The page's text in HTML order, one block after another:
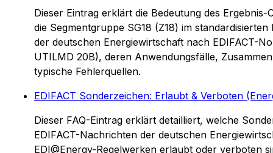
Dieser Eintrag erklärt die Bedeutung des Ergebnis-
die Segmentgruppe SG18 (Z18) im
der deutschen Energiewirtschaft nach EDIFACT-
UTILMD 20B), deren Anwendungsfälle,
typische Fehlerquellen.
EDIFACT Sonderzeichen: Erlaubt & Verboten
Dieser FAQ-Eintrag erklärt detailliert, welche
EDIFACT-Nachrichten der deutschen
EDI@Energy-Regelwerken erlaubt oder verboten